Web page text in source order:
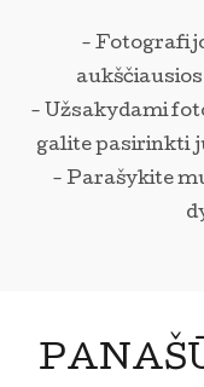
-
- Užsakydami
galite pasirinkti
- Parašykite